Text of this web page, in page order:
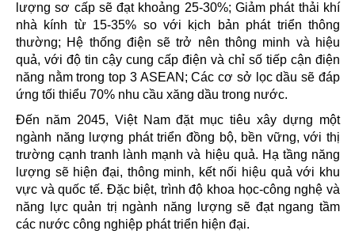
lượng sơ cấp sẽ đạt khoảng 25-30%; Giảm phát thải khí
nhà kính từ 15-35% so với kịch bản phát triển thông
thường; Hệ thống điện sẽ trở nên thông minh và hiệu
quả, với độ tin cậy cung cấp điện và chỉ số tiếp cận điện
năng nằm trong top 3 ASEAN; Các cơ sở lọc dầu sẽ đáp
ứng tối thiểu 70% nhu cầu xăng dầu trong nước.
Đến năm 2045, Việt Nam đặt mục tiêu xây dựng một
ngành năng lượng phát triển đồng bộ, bền vững, với thị
trường cạnh tranh lành mạnh và hiệu quả. Hạ tầng năng
lượng sẽ hiện đại, thông minh, kết nối hiệu quả với khu
vực và quốc tế. Đặc biệt, trình độ khoa học-công nghệ và
năng lực quản trị ngành năng lượng sẽ đạt ngang tầm
các nước công nghiệp phát triển hiện đại.